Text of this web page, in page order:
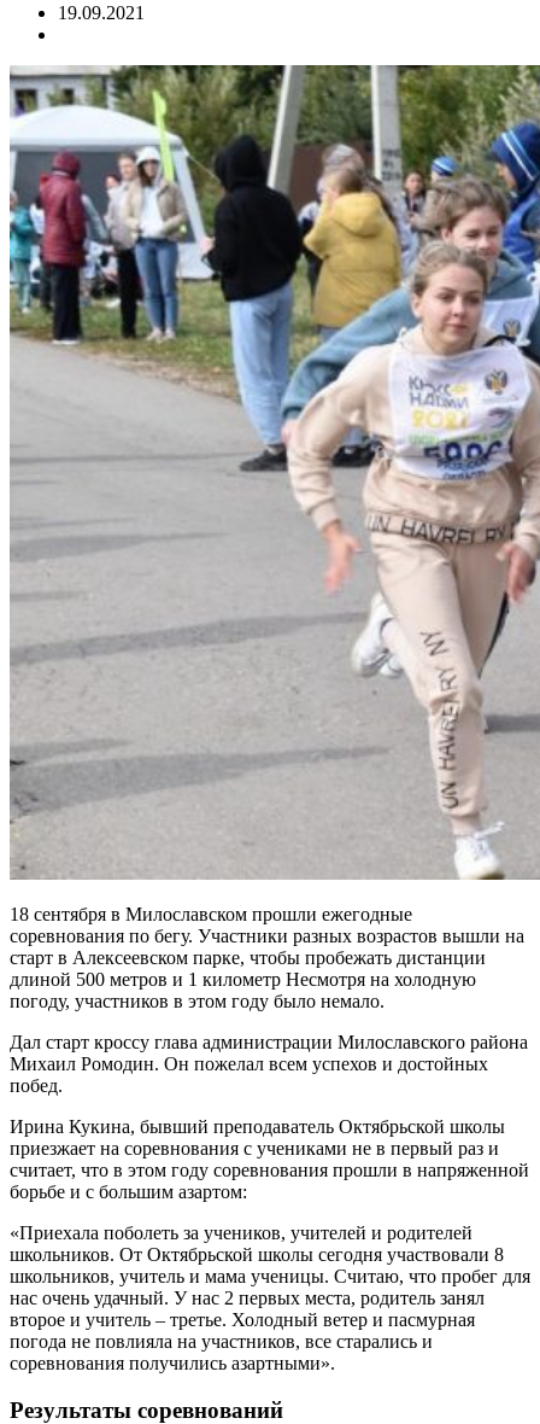
19.09.2021
18 сентября в Милославском прошли ежегодные
соревнования по бегу. Участники разных возрастов вышли на
старт в Алексеевском парке, чтобы пробежать дистанции
длиной 500 метров и 1 километр Несмотря на холодную
погоду, участников в этом году было немало.
Дал старт кроссу глава администрации Милославского района
Михаил Ромодин. Он пожелал всем успехов и достойных
побед.
Ирина Кукина, бывший преподаватель Октябрьской школы
приезжает на соревнования с учениками не в первый раз и
считает, что в этом году соревнования прошли в напряженной
борьбе и с большим азартом:
«Приехала поболеть за учеников, учителей и родителей
школьников. От Октябрьской школы сегодня участвовали 8
школьников, учитель и мама ученицы. Считаю, что пробег для
нас очень удачный. У нас 2 первых места, родитель занял
второе и учитель – третье. Холодный ветер и пасмурная
погода не повлияла на участников, все старались и
соревнования получились азартными».
Результаты соревнований